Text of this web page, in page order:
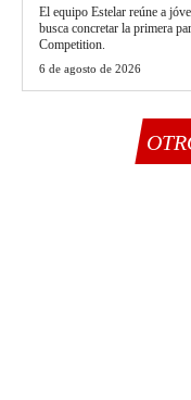
El equipo Estelar reúne a
busca concretar la primera
Competition.
6 de agosto de 2026